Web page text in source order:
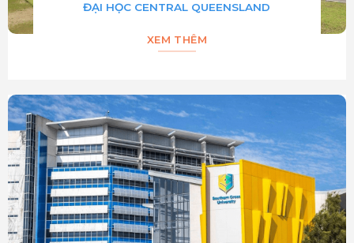
ĐẠI HỌC CENTRAL QUEENSLAND
XEM THÊM